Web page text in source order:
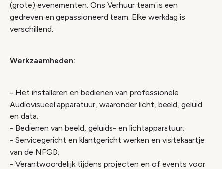
(grote) evenementen. Ons Verhuur team is een
gedreven en gepassioneerd team. Elke werkdag is
verschillend.
Werkzaamheden:
- Het installeren en bedienen van professionele
Audiovisueel apparatuur, waaronder licht, beeld, geluid
en data;
- Bedienen van beeld, geluids- en lichtapparatuur;
- Servicegericht en klantgericht werken en visitekaartje
van de NFGD;
- Verantwoordelijk tijdens projecten en of events voor